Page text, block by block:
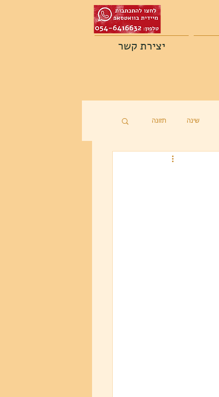
יצירת קשר
שינה תזונה